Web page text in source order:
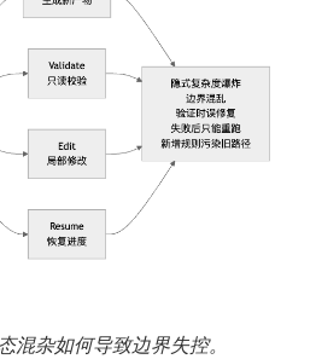
混杂如何导致边界失控。